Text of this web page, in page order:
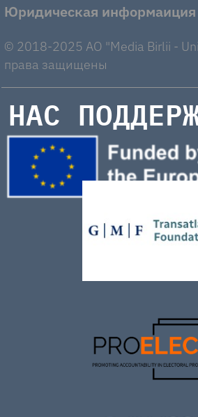
Юридическая информаиция
© 2018-2025 AO "Media Birlii -
права защищены
НАС